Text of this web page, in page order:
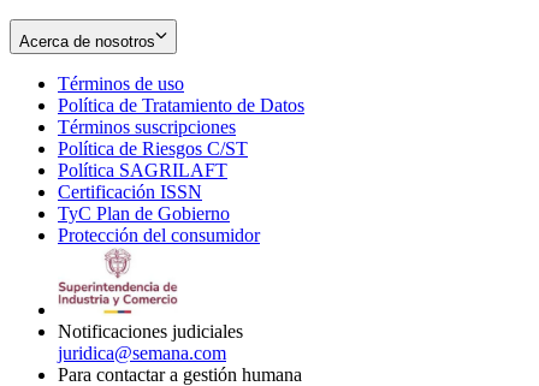
Acerca de nosotros
Términos de uso
in
new
window
Política de Tratamiento de Datos
Términos suscripciones
in
Política de Riesgos C/ST
Política SAGRILAFT
new
window
Certificación ISSN
in
new
TyC Plan de Gobierno
in
Protección del consumidorOpens
Notificaciones judiciales
juridica@semana.com
Para contactar a gestión humana